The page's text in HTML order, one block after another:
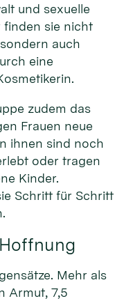
und sexuelle
finden sie nicht
auch
eine
zudem das
Frauen neue
ihnen sind noch
oder tragen
Kinder.
Schritt für Schritt
Mehr als
Armut, 7,5